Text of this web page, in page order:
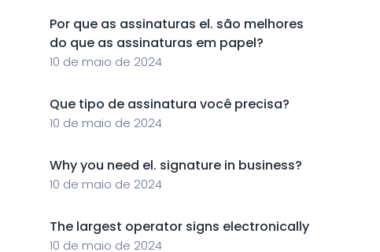
Por que as assinaturas el. são melhores
do que as assinaturas em papel?
10 de maio de 2024
Que tipo de assinatura você precisa?
10 de maio de 2024
Why you need el. signature in business?
10 de maio de 2024
The largest operator signs electronically
10 de maio de 2024